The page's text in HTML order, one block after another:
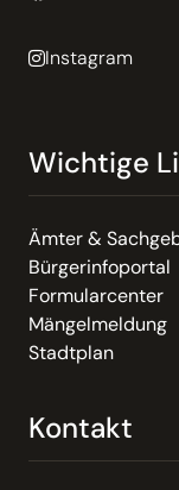
Instagram
Wichtige
Ämter &
Bürgerinfoportal
Formularcenter
Mängelmeldung
Stadtplan
Kontakt